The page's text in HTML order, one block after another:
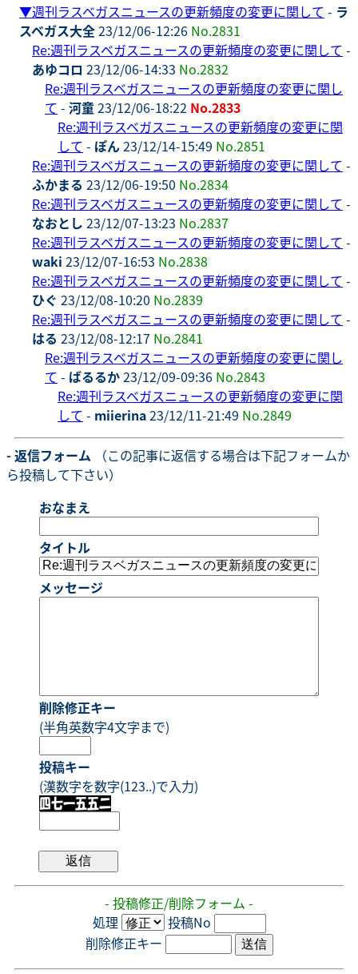
▼週刊ラスベガスニュースの更新頻度の変更に関して - ラ
スベガス大全23/12/06-12:26 No.2831
Re:週刊ラスベガスニュースの更新頻度の変更に関して -
あゆコロ 23/12/06-14:33 No.2832
Re:週刊ラスベガスニュースの更新頻度の変更に関し
て - 河童23/12/06-18:22 No.2833
Re:週刊ラスベガスニュースの更新頻度の変更に関
して - ぽん23/12/14-15:49 No.2851
Re:週刊ラスベガスニュースの更新頻度の変更に関して -
ふかまる 23/12/06-19:50 No.2834
Re:週刊ラスベガスニュースの更新頻度の変更に関して -
なおとし 23/12/07-13:23 No.2837
Re:週刊ラスベガスニュースの更新頻度の変更に関して -
waki 23/12/07-16:53 No.2838
Re:週刊ラスベガスニュースの更新頻度の変更に関して -
ひぐ 23/12/08-10:20 No.2839
Re:週刊ラスベガスニュースの更新頻度の変更に関して -
はる 23/12/08-12:17 No.2841
Re:週刊ラスベガスニュースの更新頻度の変更に関し
て - ばるるか23/12/09-09:36 No.2843
Re:週刊ラスベガスニュースの更新頻度の変更に関
して - miierina23/12/11-21:49 No.2849
- 返信フォーム （この記事に返信する場合は下記フォームか
ら投稿して下さい）
おなまえ
タイトル
メッセージ
削除修正キー
(半角英数字4文字まで)
投稿キー
(漢数字を数字(123..)で入力)
- 投稿修正/削除フォーム -
処理
投稿No
削除修正キー